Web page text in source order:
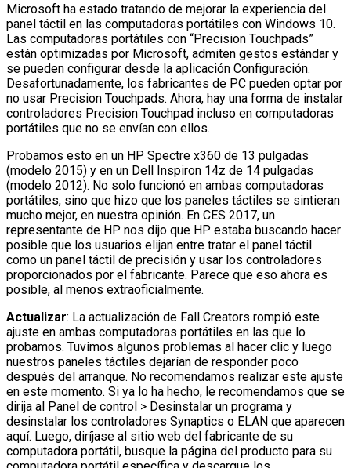
Microsoft ha estado tratando de mejorar la experiencia del
panel táctil en las computadoras portátiles con Windows 10.
Las computadoras portátiles con “Precision Touchpads”
están optimizadas por Microsoft, admiten gestos estándar y
se pueden configurar desde la aplicación Configuración.
Desafortunadamente, los fabricantes de PC pueden optar por
no usar Precision Touchpads. Ahora, hay una forma de instalar
controladores Precision Touchpad incluso en computadoras
portátiles que no se envían con ellos.
Probamos esto en un HP Spectre x360 de 13 pulgadas
(modelo 2015) y en un Dell Inspiron 14z de 14 pulgadas
(modelo 2012). No solo funcionó en ambas computadoras
portátiles, sino que hizo que los paneles táctiles se sintieran
mucho mejor, en nuestra opinión. En CES 2017, un
representante de HP nos dijo que HP estaba buscando hacer
posible que los usuarios elijan entre tratar el panel táctil
como un panel táctil de precisión y usar los controladores
proporcionados por el fabricante. Parece que eso ahora es
posible, al menos extraoficialmente.
Actualizar: La actualización de Fall Creators rompió este
ajuste en ambas computadoras portátiles en las que lo
probamos. Tuvimos algunos problemas al hacer clic y luego
nuestros paneles táctiles dejarían de responder poco
después del arranque. No recomendamos realizar este ajuste
en este momento. Si ya lo ha hecho, le recomendamos que se
dirija al Panel de control > Desinstalar un programa y
desinstalar los controladores Synaptics o ELAN que aparecen
aquí. Luego, diríjase al sitio web del fabricante de su
computadora portátil, busque la página del producto para su